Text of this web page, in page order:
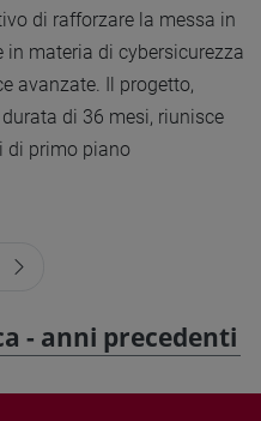
di rafforzare la messa in
in materia di cybersicurezza
avanzate. Il progetto,
di 36 mesi, riunisce
di primo piano
- anni precedenti